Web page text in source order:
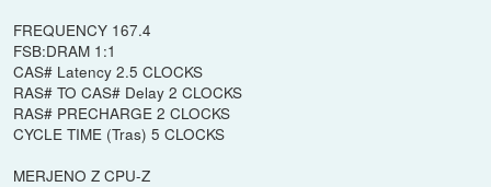
FREQUENCY 167.4
FSB:DRAM 1:1
CAS# Latency 2.5 CLOCKS
RAS# TO CAS# Delay 2 CLOCKS
RAS# PRECHARGE 2 CLOCKS
CYCLE TIME (Tras) 5 CLOCKS
MERJENO Z CPU-Z